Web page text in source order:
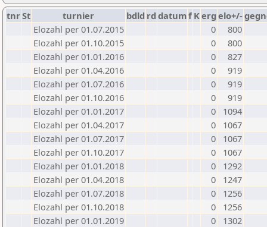
tnrSt turnier bdld rd datumf Kerg elo+/-
Elozahl per 01.07.2015
0
800
Elozahl per 01.10.2015
0
800
Elozahl per 01.01.2016
0
827
Elozahl per 01.04.2016
0
919
Elozahl per 01.07.2016
0
919
Elozahl per 01.10.2016
0
919
Elozahl per 01.01.2017
0
1094
Elozahl per 01.04.2017
0
1067
Elozahl per 01.07.2017
0
1067
Elozahl per 01.10.2017
0
1067
Elozahl per 01.01.2018
0
1292
Elozahl per 01.04.2018
0
1247
Elozahl per 01.07.2018
0
1256
Elozahl per 01.10.2018
0
1256
Elozahl per 01.01.2019
0
1302